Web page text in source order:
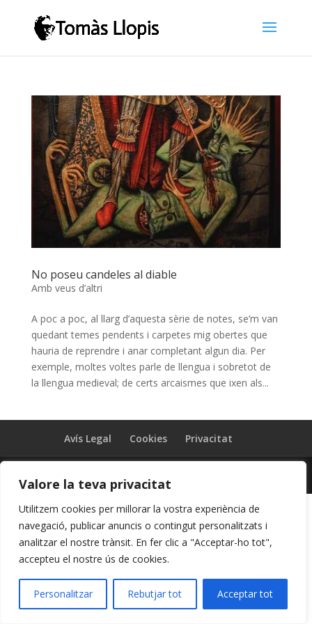
Valore la teva privacitat
Utilitzem cookies per millorar la vostra experiència de
navegació, publicar anuncis o contingut personalitzats i
analitzar el nostre trànsit. En fer clic a "Acceptar-ho tot",
accepteu el nostre ús de cookies.
Personalitzar Rebutjar tot Acceptar tot
No poseu candeles al diable
Amb veus d’altri
A poc a poc, al llarg d’aquesta sèrie de notes, se’m van
quedant temes pendents i carpetes mig obertes que
hauria de reprendre i anar completant algun dia. Per
exemple, moltes voltes parle de llengua i sobretot de
la llengua medieval; de certs arcaismes que ixen als...
Avís Legal Cookies Privacitat